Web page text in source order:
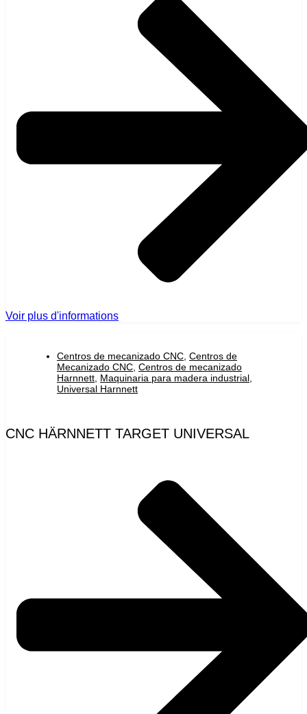
Voir plus d'informations
Centros de mecanizado CNC Centros de
Mecanizado CNC Centros de mecanizado
Harnnett Maquinaria para madera industrial
Universal Harnnett
CNC HÄRNNETT TARGET UNIVERSAL